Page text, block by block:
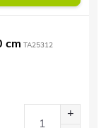
cm TA25312